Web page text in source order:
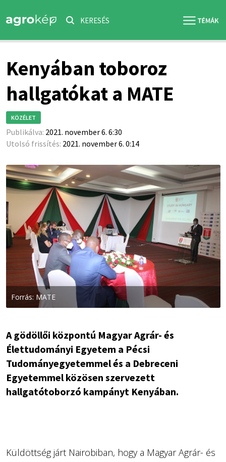
KERESÉS
Kenyában toboroz
hallgatókat a MATE
KÖZÉLET
Publikálva: 2021. november 6. 6:30
Utolsó frissítés: 2021. november 6. 0:14
Forrás: MATE
A gödöllői központú Magyar Agrár- és
Élettudományi Egyetem a Pécsi
Tudományegyetemmel és a Debreceni
Egyetemmel közösen szervezett
hallgatótoborzó kampányt Kenyában.
Küldöttség járt Nairobiban, hogy a Magyar Agrár- és